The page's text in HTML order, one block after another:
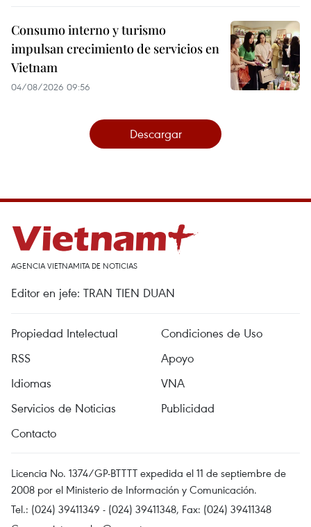
Consumo interno y turismo
impulsan crecimiento de servicios en
Vietnam
04/08/2026 09:56
Descargar
AGENCIA VIETNAMITA DE NOTICIAS
Editor en jefe: TRAN TIEN DUAN
Propiedad Intelectual
Condiciones de Uso
RSS
Apoyo
Idiomas
VNA
Servicios de Noticias
Publicidad
Contacto
Licencia No. 1374/GP-BTTTT expedida el 11 de septiembre de
2008 por el Ministerio de Información y Comunicación.
Tel.: (024) 39411349 - (024) 39411348, Fax: (024) 39411348